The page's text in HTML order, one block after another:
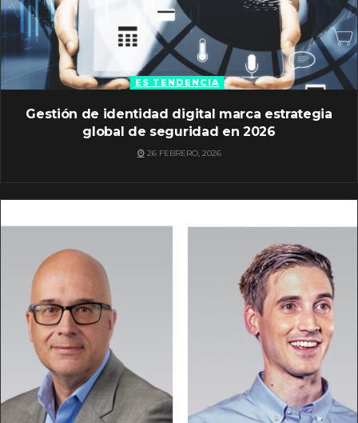
ES TENDENCIA
Gestión de identidad digital marca estrategia
global de seguridad en 2026
26 FEBRERO, 2026